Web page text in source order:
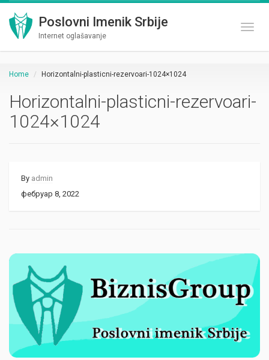
Poslovni Imenik Srbije
Internet oglašavanje
Home Horizontalni-plasticni-rezervoari-1024×1024
Horizontalni-plasticni-rezervoari-
1024×1024
By admin
фебруар 8, 2022